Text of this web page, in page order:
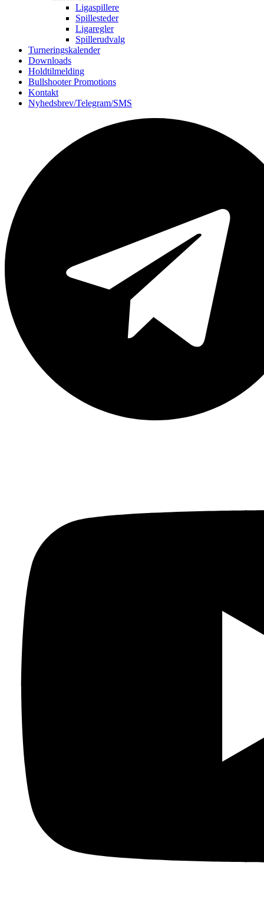
Ligaspillere
Spillesteder
Ligaregler
Spillerudvalg
Turneringskalender
Downloads
Holdtilmelding
Bullshooter Promotions
Kontakt
Nyhedsbrev/Telegram/SMS